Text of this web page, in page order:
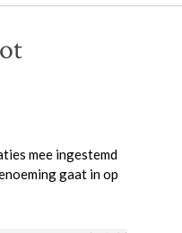
mee ingestemd
gaat in op